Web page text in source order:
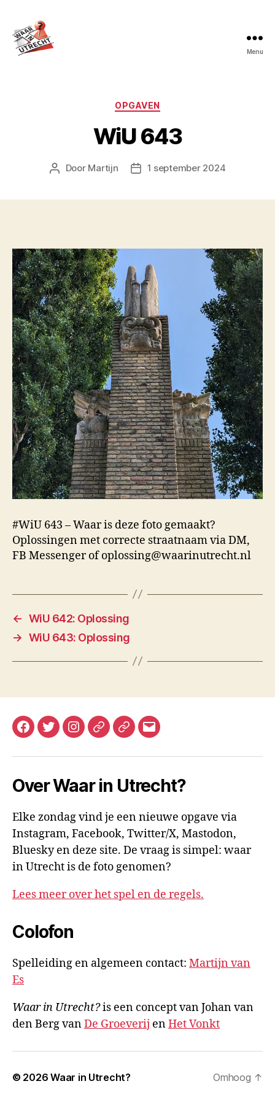
Menu
Categorieën
OPGAVEN
WiU 643
Berichtauteur
Door Martijn Berichtdatum
1 september 2024
#WiU 643 – Waar is deze foto gemaakt?
Oplossingen met correcte straatnaam via DM,
FB Messenger of oplossing@waarinutrecht.nl
← WiU 642: Oplossing
→ WiU 643: Oplossing
Facebook
TwitterInstagramMastodon
Bluesky
E-
Over Waar in Utrecht?
Elke zondag vind je een nieuwe opgave via
Instagram, Facebook, Twitter/X, Mastodon,
Bluesky en deze site. De vraag is simpel: waar
in Utrecht is de foto genomen?
Lees meer over het spel en de regels.
Colofon
Spelleiding en algemeen contact: Martijn van
Es
Waar in Utrecht?is een concept van Johan van
den Berg vanDe Groeverij enHet Vonkt
© 2026Waar in Utrecht? Omhoog ↑